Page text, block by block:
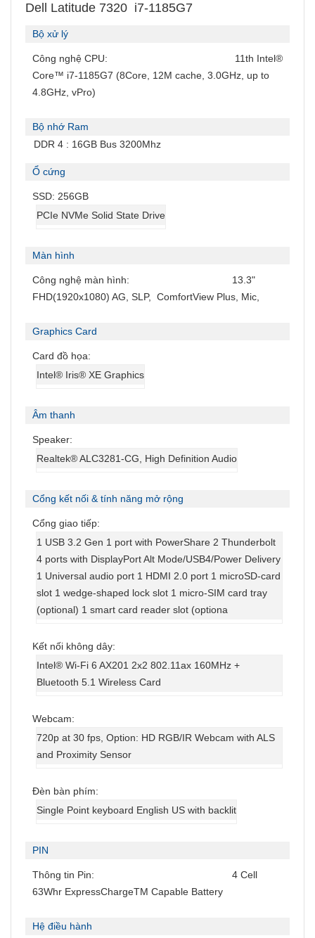
Dell Latitude 7320 i7-1185G7
Bộ xử lý
Công nghệ CPU:
11th Intel®
Core™ i7-1185G7 (8Core, 12M cache, 3.0GHz, up to
4.8GHz, vPro)
Bộ nhớ Ram
DDR 4 : 16GB Bus 3200Mhz
Ổ cứng
SSD: 256GB
PCIe NVMe Solid State Drive
Màn hình
Công nghệ màn hình:
13.3"
FHD(1920x1080) AG, SLP, ComfortView Plus, Mic,
Graphics Card
Card đồ họa:
Intel® Iris® XE Graphics
Âm thanh
Speaker:
Realtek® ALC3281-CG, High Definition Audio
Cổng kết nối & tính năng mở rộng
Cổng giao tiếp:
1 USB 3.2 Gen 1 port with PowerShare 2 Thunderbolt
4 ports with DisplayPort Alt Mode/USB4/Power Delivery
1 Universal audio port 1 HDMI 2.0 port 1 microSD-card
slot 1 wedge-shaped lock slot 1 micro-SIM card tray
(optional) 1 smart card reader slot (optiona
Kết nối không dây:
Intel® Wi-Fi 6 AX201 2x2 802.11ax 160MHz +
Bluetooth 5.1 Wireless Card
Webcam:
720p at 30 fps, Option: HD RGB/IR Webcam with ALS
and Proximity Sensor
Đèn bàn phím:
Single Point keyboard English US with backlit
PIN
Thông tin Pin:
4 Cell
63Whr ExpressChargeTM Capable Battery
Hệ điều hành